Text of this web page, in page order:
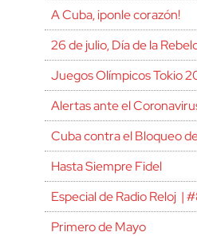
A Cuba, ¡ponle corazón!
26 de julio, Día de la
Juegos Olímpicos Tokio
Alertas ante el
Cuba contra el Bloqueo
Hasta Siempre Fidel
Especial de Radio Reloj |
Primero de Mayo